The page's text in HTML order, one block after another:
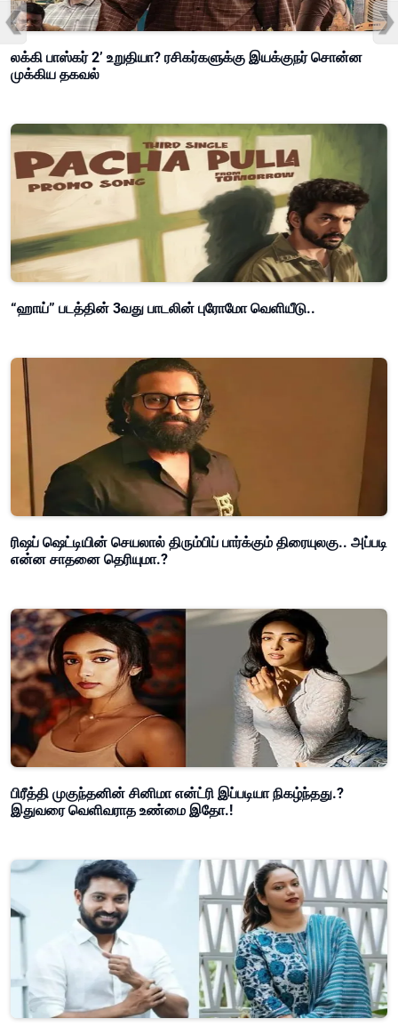
லக்கி பாஸ்கர் 2’ உறுதியா? ரசிகர்களுக்கு இயக்குநர் சொன்ன
முக்கிய தகவல்
“ஹாய்” படத்தின் 3வது பாடலின் புரோமோ வெளியீடு..
ரிஷப் ஷெட்டியின் செயலால் திரும்பிப் பார்க்கும் திரையுலகு.. அப்படி
என்ன சாதனை தெரியுமா.?
பிரீத்தி முகுந்தனின் சினிமா என்ட்ரி இப்படியா நிகழ்ந்தது.?
இதுவரை வெளிவராத உண்மை இதோ.!